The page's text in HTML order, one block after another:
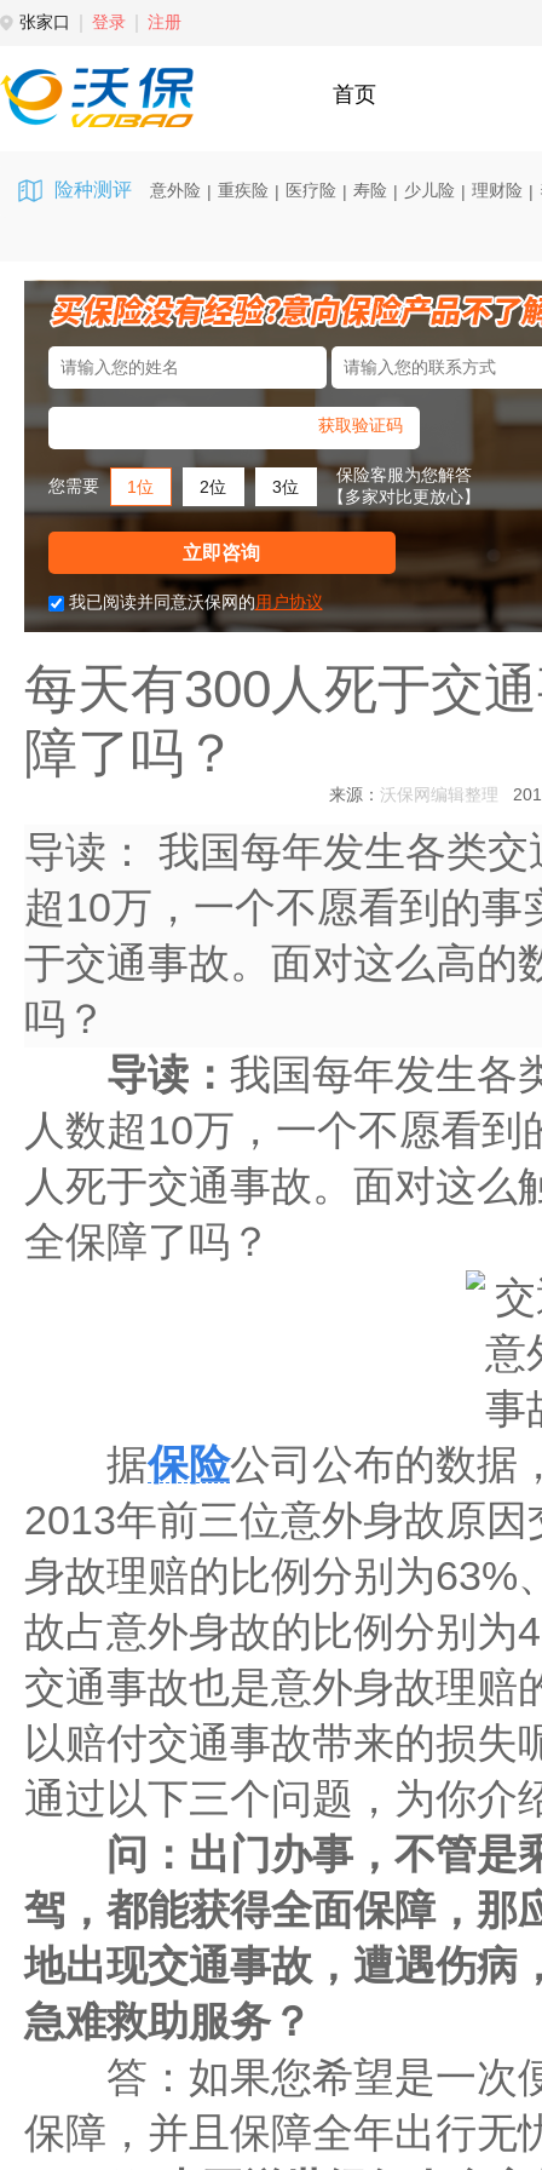
张家口 登录 注册
首页
险种测评 意外险 | 重疾险 | 医疗险 | 寿险 | 少儿险 | 理财险 |
获取验证码
您需要 1位 2位 3位
保险客服为您解答
【多家对比更放心】
立即咨询
我已阅读并同意沃保网的用户协议
每天有300人死于交
障了吗？
来源： 沃保网编辑整理
导读：
我国每年发生各类
超10万，一个不愿看到的
于交通事故。面对这么高的
吗？
导读： 我国每年发生各
人数超10万，一个不愿看
人死于交通事故。面对这么
全保障了吗？
据保险公司公布的数据
2013年前三位意外身故原
身故理赔的比例分别为63%
故占意外身故的比例分别为
交通事故也是意外身故理赔
以赔付交通事故带来的损失
通过以下三个问题，为你介
问：出门办事，不管是
驾，都能获得全面保障，那
地出现交通事故，遭遇伤病
急难救助服务？
答：如果您希望是一次
保障，并且保障全年出行无